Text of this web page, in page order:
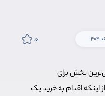
5
بخش برای
اینکه اقدام به خرید یک